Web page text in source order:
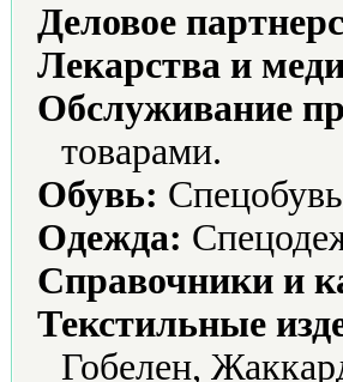
Деловое
Лекарства и
Обслуживание
товарами.
Обувь:
Одежда:
Справочники и
Текстильные
Гобелен,